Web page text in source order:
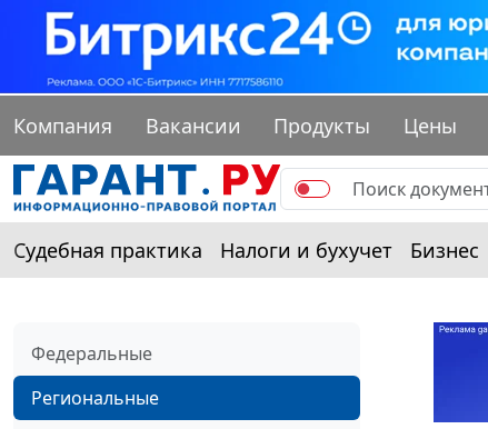
Компания Вакансии Продукты Цены
Судебная практика Налоги и бухучет Бизнес
Федеральные
Региональные